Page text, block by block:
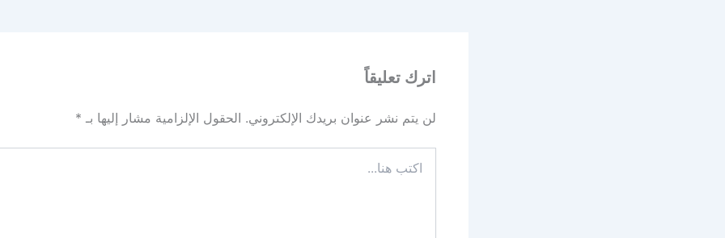
اترك تعليقاً
لن يتم نشر عنوان بريدك الإلكتروني. الحقول الإلزامية مشار إليها بـ *
هنا...